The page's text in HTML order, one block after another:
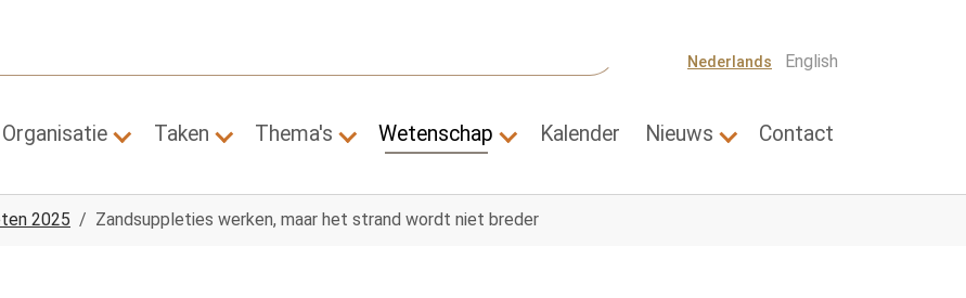
Nederlands English
Organisatie
Submenu for "Organisatie"
Taken
Submenu for "Taken"
Thema's
Submenu for "Thema's"
Wetenschap
Submenu for "Wetenschap"
Kalender Nieuws
Submenu for "Nieuws"
Contact
2025 Zandsuppleties werken, maar het strand wordt niet breder